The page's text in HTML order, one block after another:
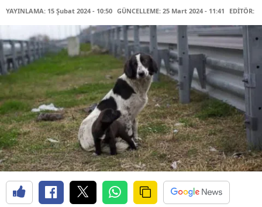
YAYINLAMA: 15 Şubat 2024 - 10:50 GÜNCELLEME: 25 Mart 2024 - 11:41 EDİTÖR: